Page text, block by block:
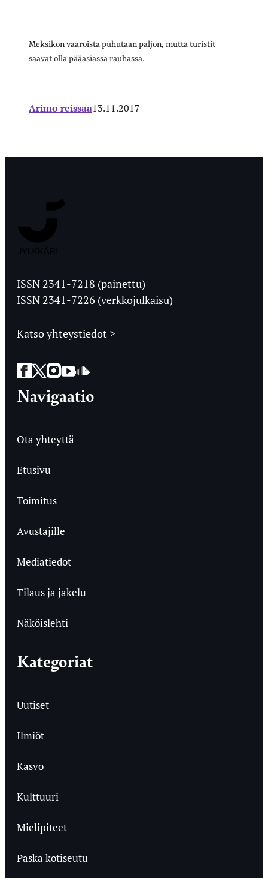
Meksikon vaaroista puhutaan paljon, mutta turistit
saavat olla pääasiassa rauhassa.
Arimo reissaa13.11.2017
Ylioppilaslehti
ISSN 2341-7218 (painettu)
ISSN 2341-7226 (verkkojulkaisu)
Katso yhteystiedot >
Facebook
Twitter
Instagram
YouTube
SoundCloud
Navigaatio
Ota yhteyttä
Etusivu
Toimitus
Avustajille
Mediatiedot
Tilaus ja jakelu
Näköislehti
Kategoriat
Uutiset
Ilmiöt
Kasvo
Kulttuuri
Mielipiteet
Paska kotiseutu